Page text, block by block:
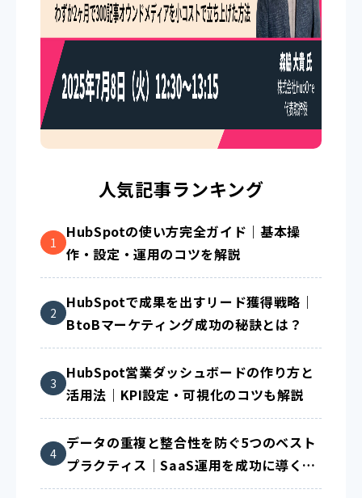
人気記事ランキング
HubSpotの使い方完全ガイド｜基本操
作・設定・運用のコツを解説
HubSpotで成果を出すリード獲得戦略｜
BtoBマーケティング成功の秘訣とは？
HubSpot営業ダッシュボードの作り方と
活用法｜KPI設定・可視化のコツも解説
データの重複と整合性を防ぐ5つのベスト
プラクティス｜SaaS運用を成功に導く方
法